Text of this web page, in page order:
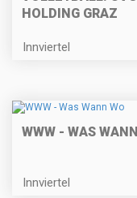
HOLDING GRAZ
Innviertel
WWW - WAS
Innviertel